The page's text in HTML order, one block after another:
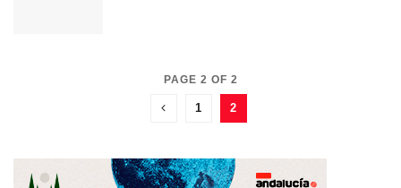
PAGE 2 OF 2
1 2